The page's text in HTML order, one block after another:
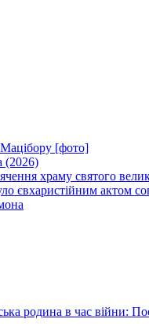
[фото]
(2026)
храму святого
євхаристійним актом
родина в час